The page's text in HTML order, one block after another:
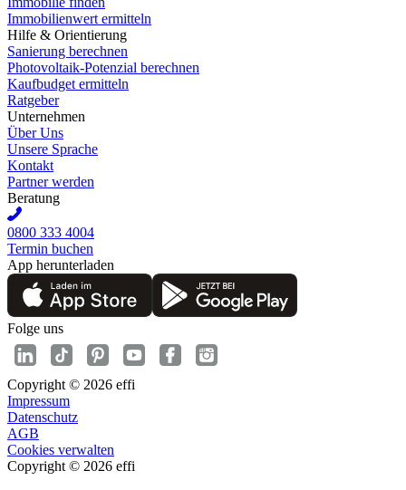
Immobilienwert ermitteln
Hilfe & Orientierung
Sanierung berechnen
Photovoltaik-Potenzial berechnen
Kaufbudget ermitteln
Ratgeber
Unternehmen
Über Uns
Unsere Sprache
Kontakt
Partner werden
Beratung
0800 333 4004
Termin buchen
App herunterladen
Folge uns
Copyright © 2026 effi
Impressum
Datenschutz
AGB
Cookies verwalten
Copyright © 2026 effi